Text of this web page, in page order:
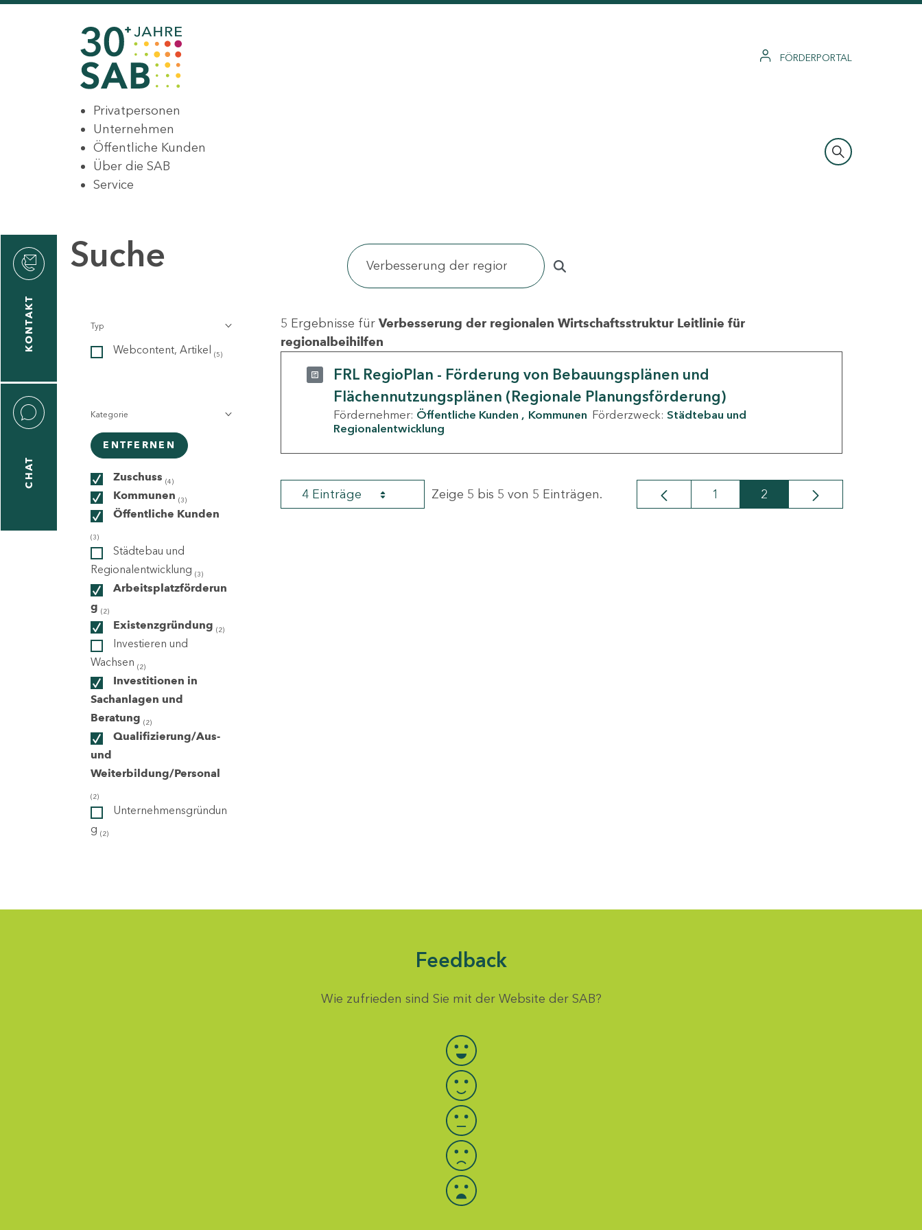
FÖRDERPORTAL
Privatpersonen
Unternehmen
Öffentliche Kunden
Über die SAB
Service
KONTAKT
CHAT
Suche
Typ
Webcontent, Artikel (5)
Kategorie
ENTFERNEN
Zuschuss (4)
Kommunen (3)
Öffentliche Kunden
(3)
Städtebau und
Regionalentwicklung (3)
Arbeitsplatzförderun
g (2)
Existenzgründung (2)
Investieren und
Wachsen (2)
Investitionen in
Sachanlagen und
Beratung (2)
Qualifizierung/Aus-
und
Weiterbildung/Personal
(2)
Unternehmensgründun
g (2)
5 Ergebnisse für Verbesserung der regionalen Wirtschaftsstruktur Leitlinie für
regionalbeihilfen
FRL RegioPlan - Förderung von Bebauungsplänen und
Flächennutzungsplänen (Regionale Planungsförderung)
Fördernehmer: Öffentliche Kunden Kommunen Förderzweck: Städtebau und
Regionalentwicklung
4 Einträge Zeige 5 bis 5 von 5 Einträgen. Seite
1 Seite
2
Feedback
Wie zufrieden sind Sie mit der Website der SAB?
Bewertung auswählen